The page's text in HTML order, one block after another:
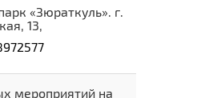
«Зюраткуль». г.
13,
мероприятий на